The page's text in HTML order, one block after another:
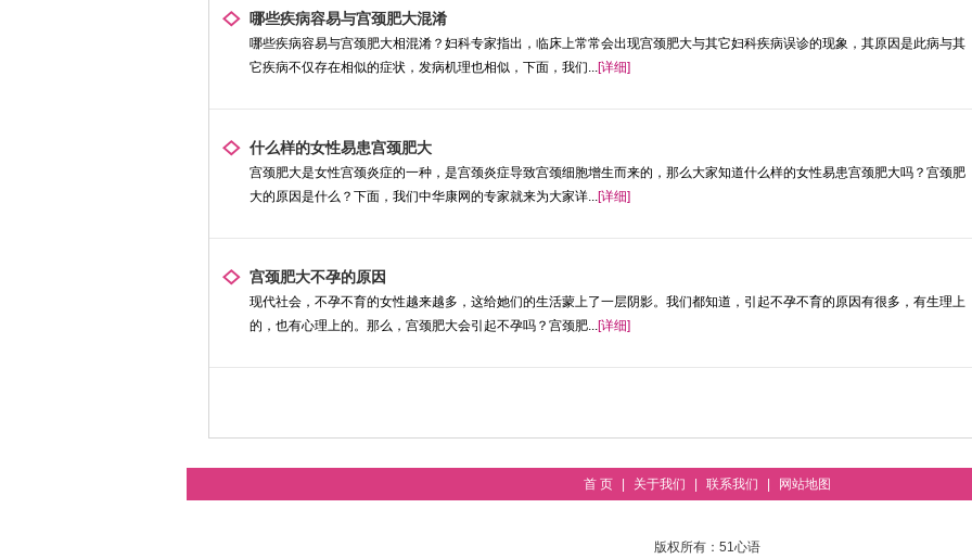
哪些疾病容易与宫颈肥大混淆
哪些疾病容易与宫颈肥大相混淆？妇科专家指出，临床上常常会出现宫颈肥大与其它妇科疾病误诊的现象，其原因是此病与其
它疾病不仅存在相似的症状，发病机理也相似，下面，我们...[详细]
什么样的女性易患宫颈肥大
宫颈肥大是女性宫颈炎症的一种，是宫颈炎症导致宫颈细胞增生而来的，那么大家知道什么样的女性易患宫颈肥大吗？宫颈肥
大的原因是什么？下面，我们中华康网的专家就来为大家详...[详细]
宫颈肥大不孕的原因
现代社会，不孕不育的女性越来越多，这给她们的生活蒙上了一层阴影。我们都知道，引起不孕不育的原因有很多，有生理上
的，也有心理上的。那么，宫颈肥大会引起不孕吗？宫颈肥...[详细]
首 页 关于我们 联系我们 网站地图
版权所有：51心语